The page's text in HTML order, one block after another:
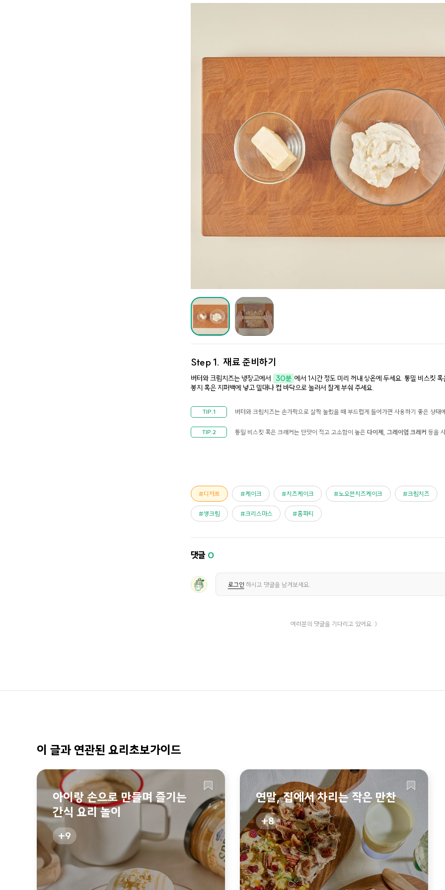
Step 1. 재료 준비하기
버터와 크림치즈는 냉장고에서 30분 에서 1시간 정도 미리 꺼내 상온에 두세요. 통밀 비스킷
봉지 혹은 지퍼백에 넣고 밀대나 컵 바닥으로 눌러서 잘게 부숴 주세요.
버터와 크림치즈는 손가락으로 살짝 눌렀을 때 부드럽게 들어가면 사용하기 좋은 상태
통밀 비스킷 혹은 크래커는 단맛이 적고 고소함이 높은다이제, 그레이엄 크레커 등을
디저트 케이크 치즈케이크 노오븐치즈케이크 크림치즈
생크림 크리스마스 홈파티
댓글 0
로그인 하시고 댓글을 남겨보세요.
여러분의 댓글을 기다리고 있어요 :)
이 글과 연관된 요리초보가이드
아이랑 손으로 만들며 즐기는
간식 요리 놀이
9
연말, 집에서 차리는 작은 만찬
8